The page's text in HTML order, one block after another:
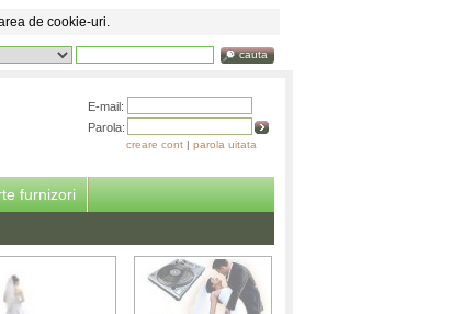
de cookie-uri.
cauta
E-mail:
Parola:
creare cont | parola uitata
furnizori